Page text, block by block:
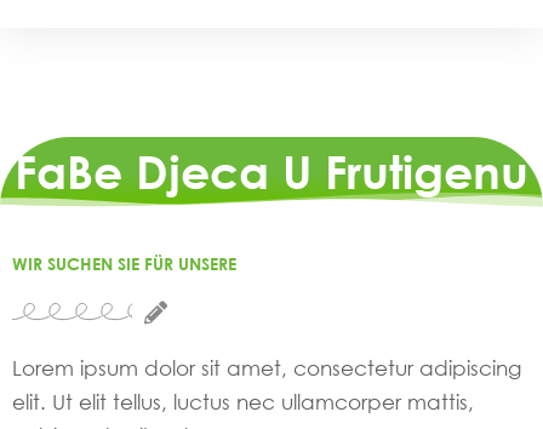
FaBe Djeca U Frutigenu
WIR SUCHEN SIE FÜR UNSERE
Lorem ipsum dolor sit amet, consectetur adipiscing
elit. Ut elit tellus, luctus nec ullamcorper mattis,